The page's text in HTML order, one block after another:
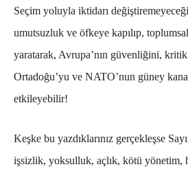
Seçim yoluyla iktidarı
umutsuzluk ve öfkeye kapılıp,
yaratarak, Avrupa’nın güvenliğini, kritik
Ortadoğu’yu ve NATO’nun güney
etkileyebilir!
Keşke bu yazdıklarınız gerçekleşse
işsizlik, yoksulluk, açlık, kötü yönetim,